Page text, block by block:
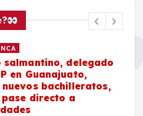
salmantino, delegado
en Guanajuato,
nuevos bachilleratos,
pase directo a